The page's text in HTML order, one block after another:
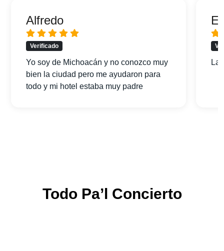
Alfredo
Verificado
Yo soy de Michoacán y no conozco muy
bien la ciudad pero me ayudaron para
todo y mi hotel estaba muy padre
La
Todo Pa’l Concierto